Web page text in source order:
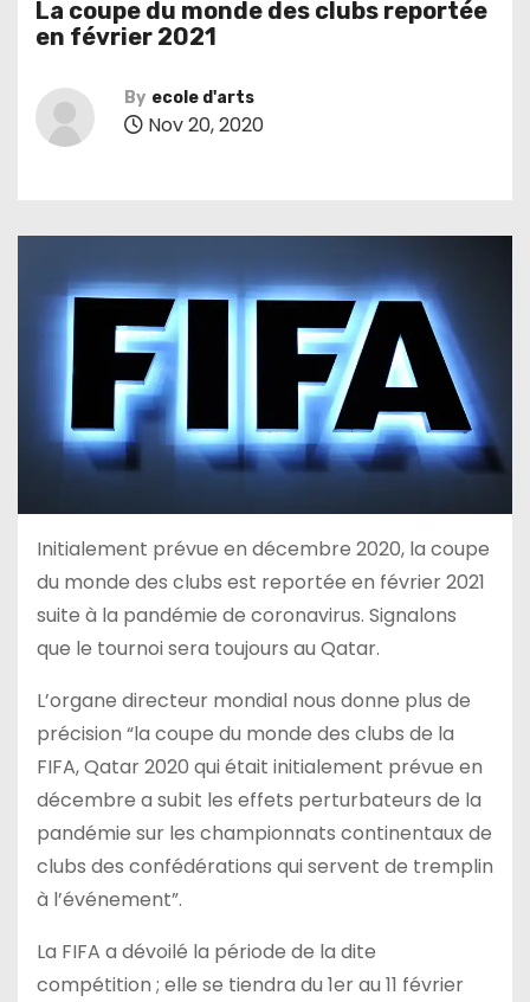
La coupe du monde des clubs reportée
en février 2021
By ecole d'arts
Nov 20, 2020
Initialement prévue en décembre 2020, la coupe
du monde des clubs est reportée en février 2021
suite à la pandémie de coronavirus. Signalons
que le tournoi sera toujours au Qatar.
L’organe directeur mondial nous donne plus de
précision “la coupe du monde des clubs de la
FIFA, Qatar 2020 qui était initialement prévue en
décembre a subit les effets perturbateurs de la
pandémie sur les championnats continentaux de
clubs des confédérations qui servent de tremplin
à l’événement”.
La FIFA a dévoilé la période de la dite
compétition ; elle se tiendra du 1er au 11 février